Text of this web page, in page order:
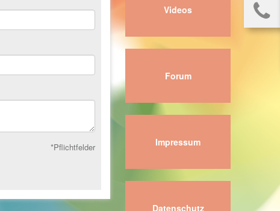
*Pflichtfelder
Videos
Forum
Impressum
Datenschutz